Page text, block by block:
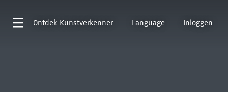
Ontdek Kunstverkenner Language Inloggen